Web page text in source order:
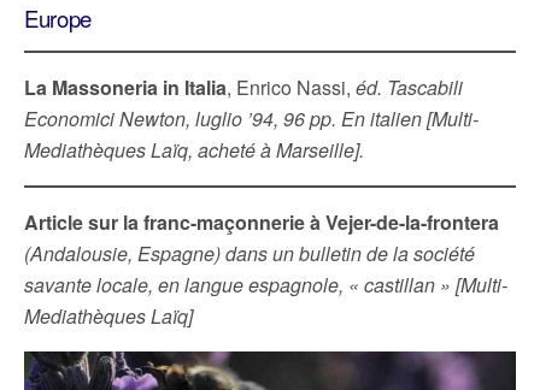
Europe
La Massoneria in Italia, Enrico Nassi, éd. Tascabili
Economici Newton, luglio ’94, 96 pp. En italien [Multi-
Mediathèques Laïq, acheté à Marseille].
Article sur la franc-maçonnerie à Vejer-de-la-frontera
(Andalousie, Espagne) dans un bulletin de la société
savante locale, en langue espagnole, « castillan » [Multi-
Mediathèques Laïq]